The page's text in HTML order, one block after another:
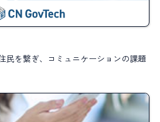
民を繋ぎ、コミュニケーションの課題